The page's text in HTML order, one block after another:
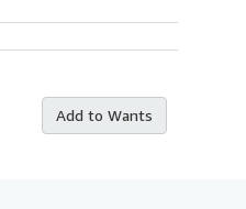
Add to Wants